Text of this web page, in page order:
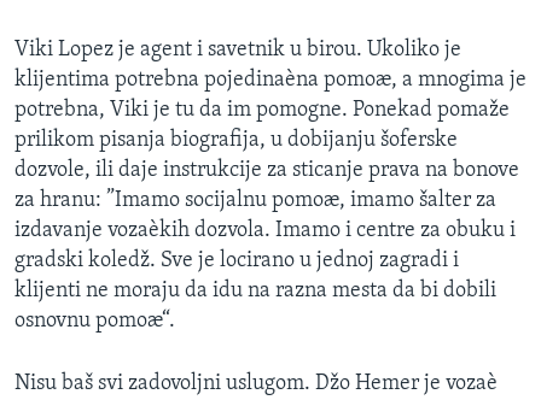
Viki Lopez je agent i savetnik u birou. Ukoliko je
klijentima potrebna pojedinaèna pomoæ, a mnogima je
potrebna, Viki je tu da im pomogne. Ponekad pomaže
prilikom pisanja biografija, u dobijanju šoferske
dozvole, ili daje instrukcije za sticanje prava na bonove
za hranu: ”Imamo socijalnu pomoæ, imamo šalter za
izdavanje vozaèkih dozvola. Imamo i centre za obuku i
gradski koledž. Sve je locirano u jednoj zagradi i
klijenti ne moraju da idu na razna mesta da bi dobili
osnovnu pomoæ“.
Nisu baš svi zadovoljni uslugom. Džo Hemer je vozaè